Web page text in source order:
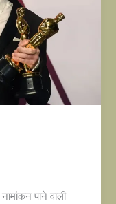
पाने वाली